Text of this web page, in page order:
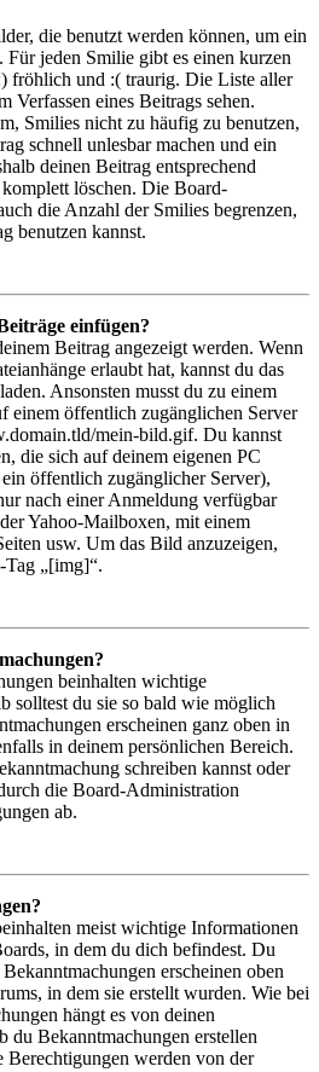
die benutzt werden können, um ein
Für jeden Smilie gibt es einen kurzen
fröhlich und :( traurig. Die Liste aller
Verfassen eines Beitrags sehen.
Smilies nicht zu häufig zu benutzen,
schnell unlesbar machen und ein
deinen Beitrag entsprechend
löschen. Die Board-
die Anzahl der Smilies begrenzen,
benutzen kannst.
einfügen?
Beitrag angezeigt werden. Wenn
erlaubt hat, kannst du das
Ansonsten musst du zu einem
einem öffentlich zugänglichen Server
mein-bild.gif. Du kannst
die sich auf deinem eigenen PC
öffentlich zugänglicher Server),
nach einer Anmeldung verfügbar
Yahoo-Mailboxen, mit einem
usw. Um das Bild anzuzeigen,
Tag „[img]“.
beinhalten wichtige
solltest du sie so bald wie möglich
erscheinen ganz oben in
in deinem persönlichen Bereich.
schreiben kannst oder
die Board-Administration
ab.
meist wichtige Informationen
in dem du dich befindest. Du
erscheinen oben
in dem sie erstellt wurden. Wie bei
hängt es von deinen
du Bekanntmachungen erstellen
Berechtigungen werden von der